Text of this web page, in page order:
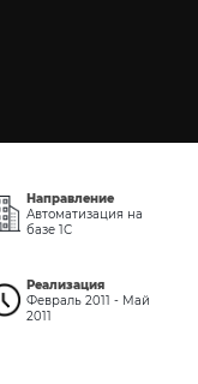
Направление
Автоматизация на
базе 1С
Реализация
Февраль 2011 - Май
2011